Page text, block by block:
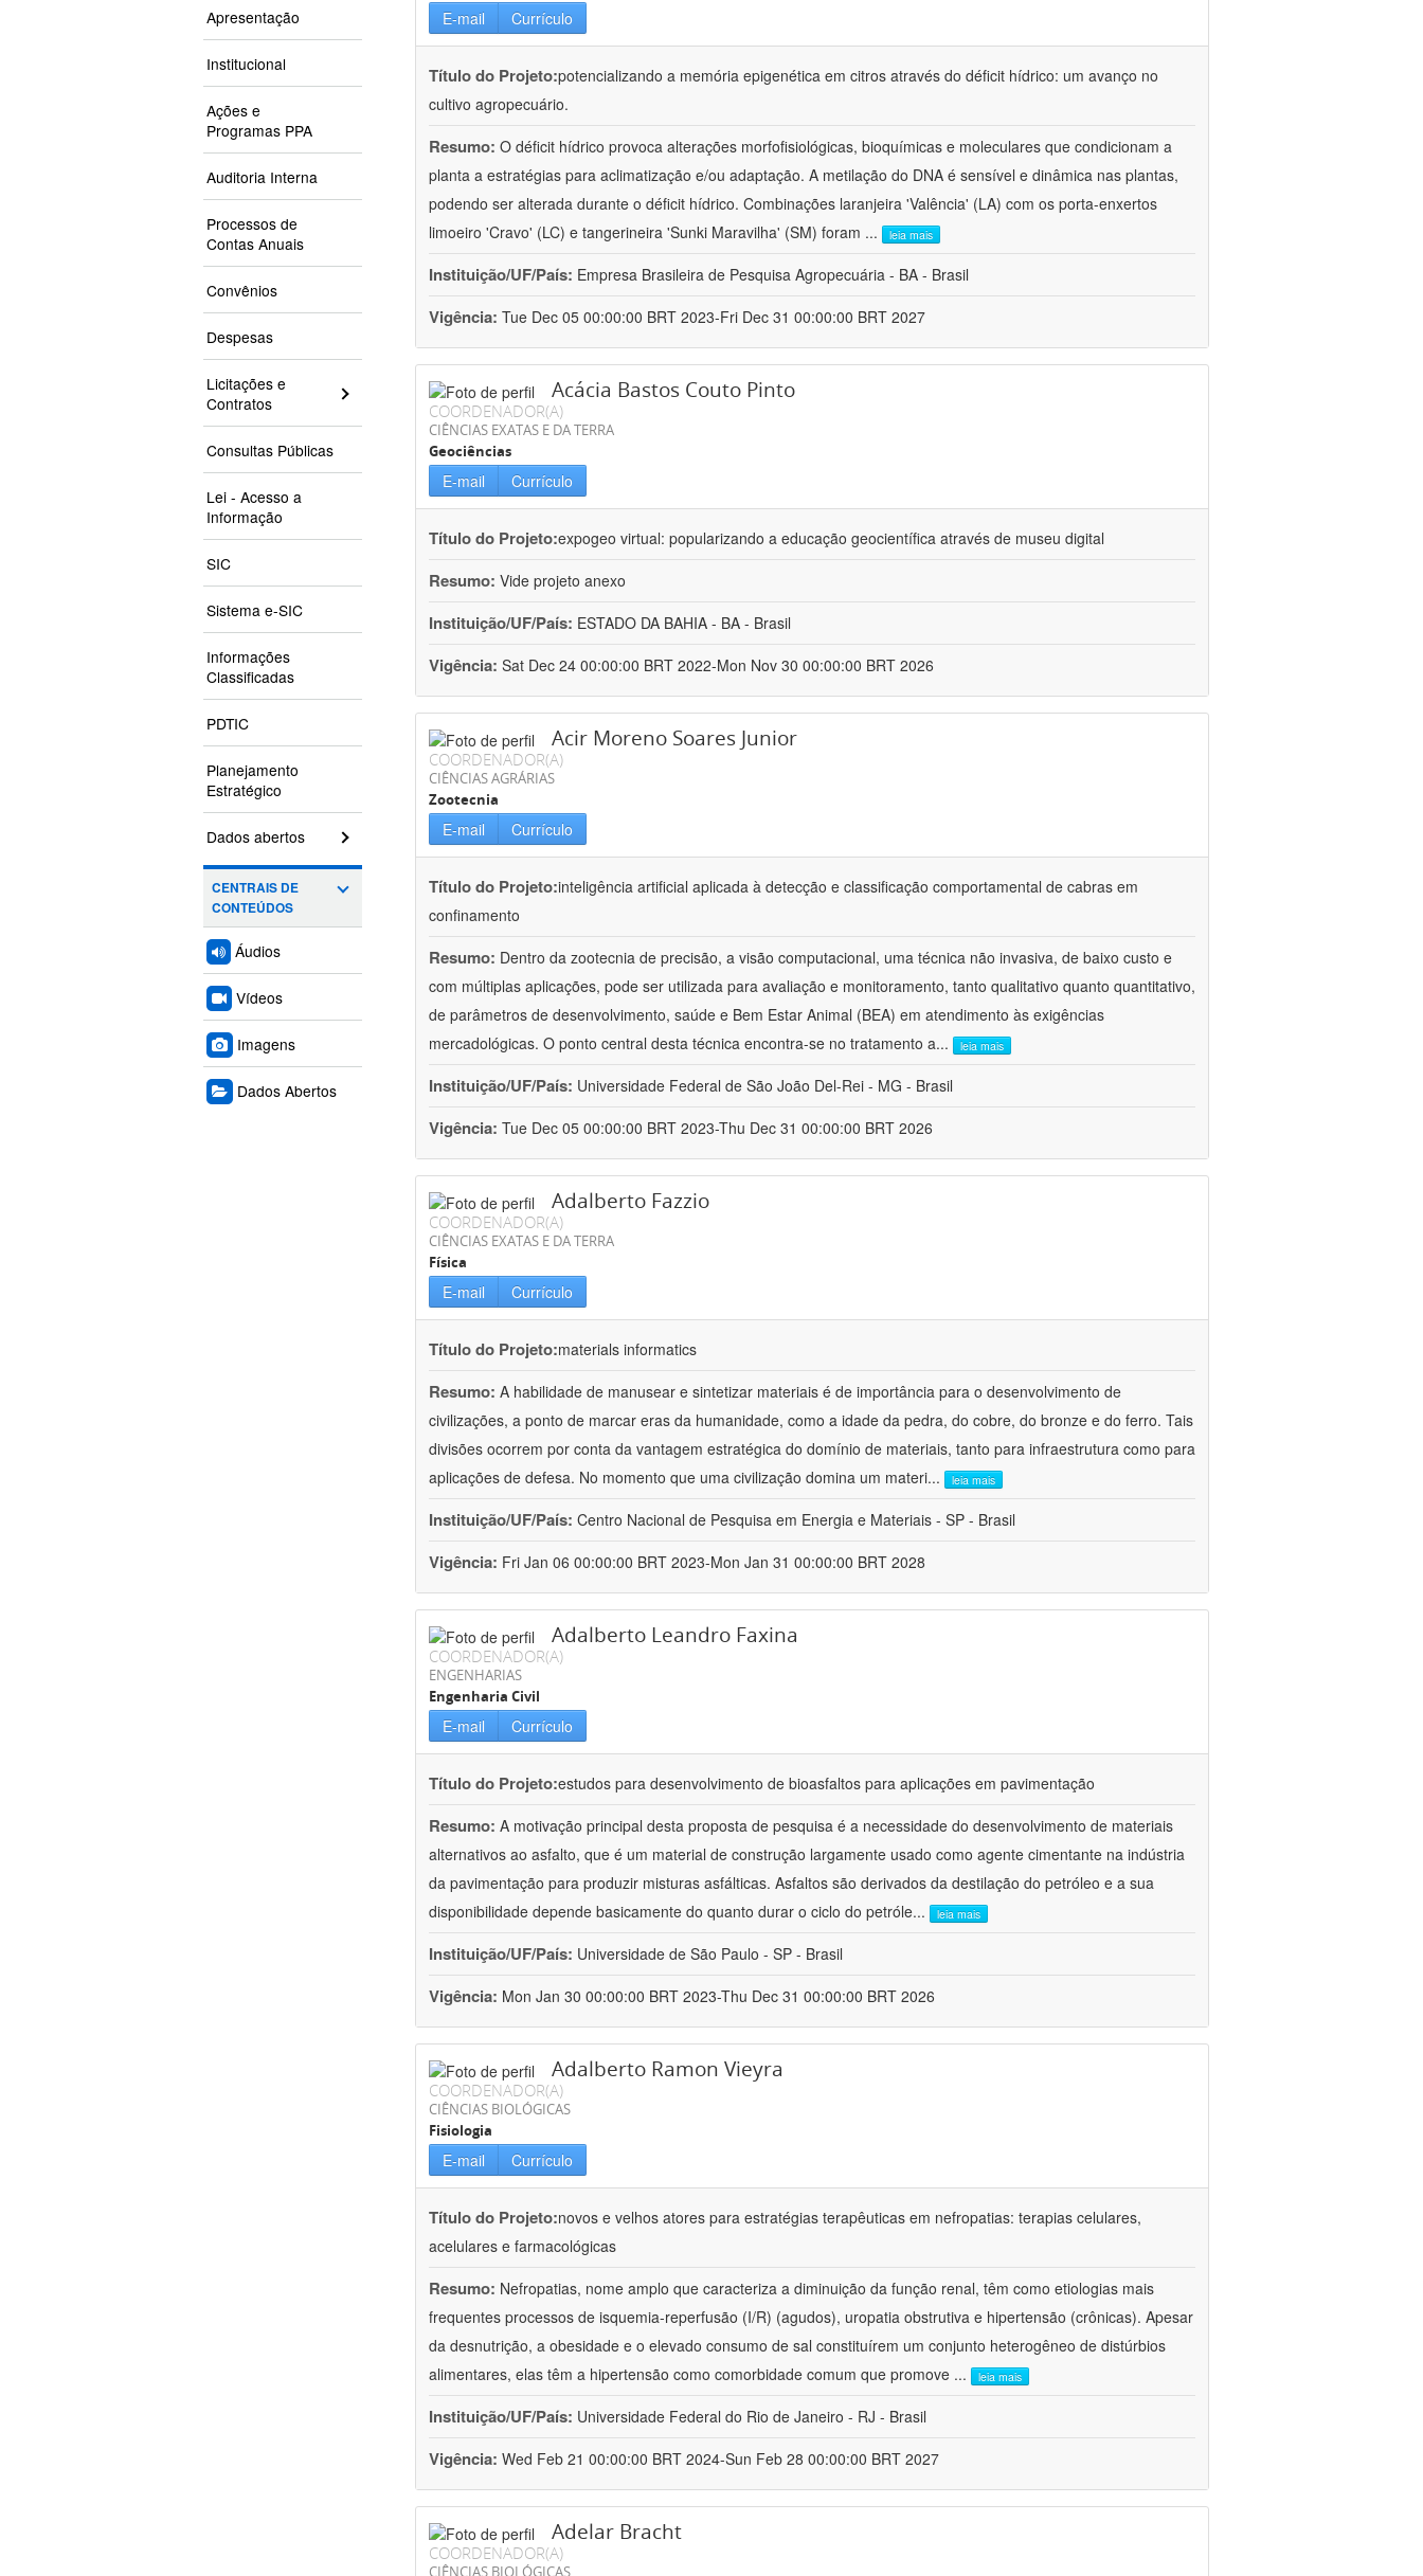
Apresentação
Institucional
Ações e
Programas PPA
Auditoria Interna
Processos de
Contas Anuais
Convênios
Despesas
Licitações e
Contratos
Consultas Públicas
Lei - Acesso a
Informação
SIC
Sistema e-SIC
Informações
Classificadas
PDTIC
Planejamento
Estratégico
Dados abertos
CENTRAIS DE
CONTEÚDOS
Áudios
Vídeos
Imagens
Dados Abertos
E-mail Currículo
Título do Projeto:potencializando a memória epigenética em citros através do déficit hídrico: um avanço no
cultivo agropecuário.
Resumo: O déficit hídrico provoca alterações morfofisiológicas, bioquímicas e moleculares que condicionam a
planta a estratégias para aclimatização e/ou adaptação. A metilação do DNA é sensível e dinâmica nas plantas,
podendo ser alterada durante o déficit hídrico. Combinações laranjeira 'Valência' (LA) com os porta-enxertos
limoeiro 'Cravo' (LC) e tangerineira 'Sunki Maravilha' (SM) foram ... leia mais
Instituição/UF/País: Empresa Brasileira de Pesquisa Agropecuária - BA - Brasil
Vigência: Tue Dec 05 00:00:00 BRT 2023-Fri Dec 31 00:00:00 BRT 2027
Acácia Bastos Couto Pinto
COORDENADOR(A)
CIÊNCIAS EXATAS E DA TERRA
Geociências
E-mail Currículo
Título do Projeto:expogeo virtual: popularizando a educação geocientífica através de museu digital
Resumo: Vide projeto anexo
Instituição/UF/País: ESTADO DA BAHIA - BA - Brasil
Vigência: Sat Dec 24 00:00:00 BRT 2022-Mon Nov 30 00:00:00 BRT 2026
Acir Moreno Soares Junior
COORDENADOR(A)
CIÊNCIAS AGRÁRIAS
Zootecnia
E-mail Currículo
Título do Projeto:inteligência artificial aplicada à detecção e classificação comportamental de cabras em
confinamento
Resumo: Dentro da zootecnia de precisão, a visão computacional, uma técnica não invasiva, de baixo custo e
com múltiplas aplicações, pode ser utilizada para avaliação e monitoramento, tanto qualitativo quanto quantitativo,
de parâmetros de desenvolvimento, saúde e Bem Estar Animal (BEA) em atendimento às exigências
mercadológicas. O ponto central desta técnica encontra-se no tratamento a... leia mais
Instituição/UF/País: Universidade Federal de São João Del-Rei - MG - Brasil
Vigência: Tue Dec 05 00:00:00 BRT 2023-Thu Dec 31 00:00:00 BRT 2026
Adalberto Fazzio
COORDENADOR(A)
CIÊNCIAS EXATAS E DA TERRA
Física
E-mail Currículo
Título do Projeto:materials informatics
Resumo: A habilidade de manusear e sintetizar materiais é de importância para o desenvolvimento de
civilizações, a ponto de marcar eras da humanidade, como a idade da pedra, do cobre, do bronze e do ferro. Tais
divisões ocorrem por conta da vantagem estratégica do domínio de materiais, tanto para infraestrutura como para
aplicações de defesa. No momento que uma civilização domina um materi... leia mais
Instituição/UF/País: Centro Nacional de Pesquisa em Energia e Materiais - SP - Brasil
Vigência: Fri Jan 06 00:00:00 BRT 2023-Mon Jan 31 00:00:00 BRT 2028
Adalberto Leandro Faxina
COORDENADOR(A)
ENGENHARIAS
Engenharia Civil
E-mail Currículo
Título do Projeto:estudos para desenvolvimento de bioasfaltos para aplicações em pavimentação
Resumo: A motivação principal desta proposta de pesquisa é a necessidade do desenvolvimento de materiais
alternativos ao asfalto, que é um material de construção largamente usado como agente cimentante na indústria
da pavimentação para produzir misturas asfálticas. Asfaltos são derivados da destilação do petróleo e a sua
disponibilidade depende basicamente do quanto durar o ciclo do petróle... leia mais
Instituição/UF/País: Universidade de São Paulo - SP - Brasil
Vigência: Mon Jan 30 00:00:00 BRT 2023-Thu Dec 31 00:00:00 BRT 2026
Adalberto Ramon Vieyra
COORDENADOR(A)
CIÊNCIAS BIOLÓGICAS
Fisiologia
E-mail Currículo
Título do Projeto:novos e velhos atores para estratégias terapêuticas em nefropatias: terapias celulares,
acelulares e farmacológicas
Resumo: Nefropatias, nome amplo que caracteriza a diminuição da função renal, têm como etiologias mais
frequentes processos de isquemia-reperfusão (I/R) (agudos), uropatia obstrutiva e hipertensão (crônicas). Apesar
da desnutrição, a obesidade e o elevado consumo de sal constituírem um conjunto heterogêneo de distúrbios
alimentares, elas têm a hipertensão como comorbidade comum que promove ... leia mais
Instituição/UF/País: Universidade Federal do Rio de Janeiro - RJ - Brasil
Vigência: Wed Feb 21 00:00:00 BRT 2024-Sun Feb 28 00:00:00 BRT 2027
Adelar Bracht
COORDENADOR(A)
CIÊNCIAS BIOLÓGICAS